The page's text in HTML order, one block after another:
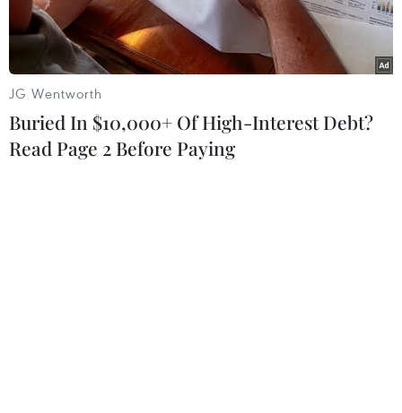
JG Wentworth
Buried In $10,000+ Of High-Interest Debt?
Read Page 2 Before Paying